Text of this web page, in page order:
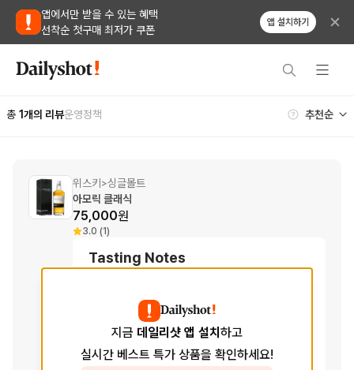
앱에서만 받을 수 있는 혜택
선착순 첫구매 최저가 쿠폰
앱 설치하기
총 1개의 리뷰운영정책
위스키 >싱글몰트
아모릭 클래식
75,000원
3.0 (1)
Tasting Notes
복숭아, 살구, 바닐라, 오일리
Finish
여운
긴 여운, 약간의 피트
지금 데일리샷 앱 설치 하고
실시간 베스트 특가 상품을 확인하세요!